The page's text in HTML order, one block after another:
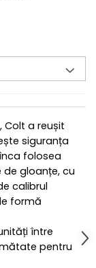
Colt a reușit
siguranța
folosea
gloanțe, cu
calibrul
formă
între
pentru